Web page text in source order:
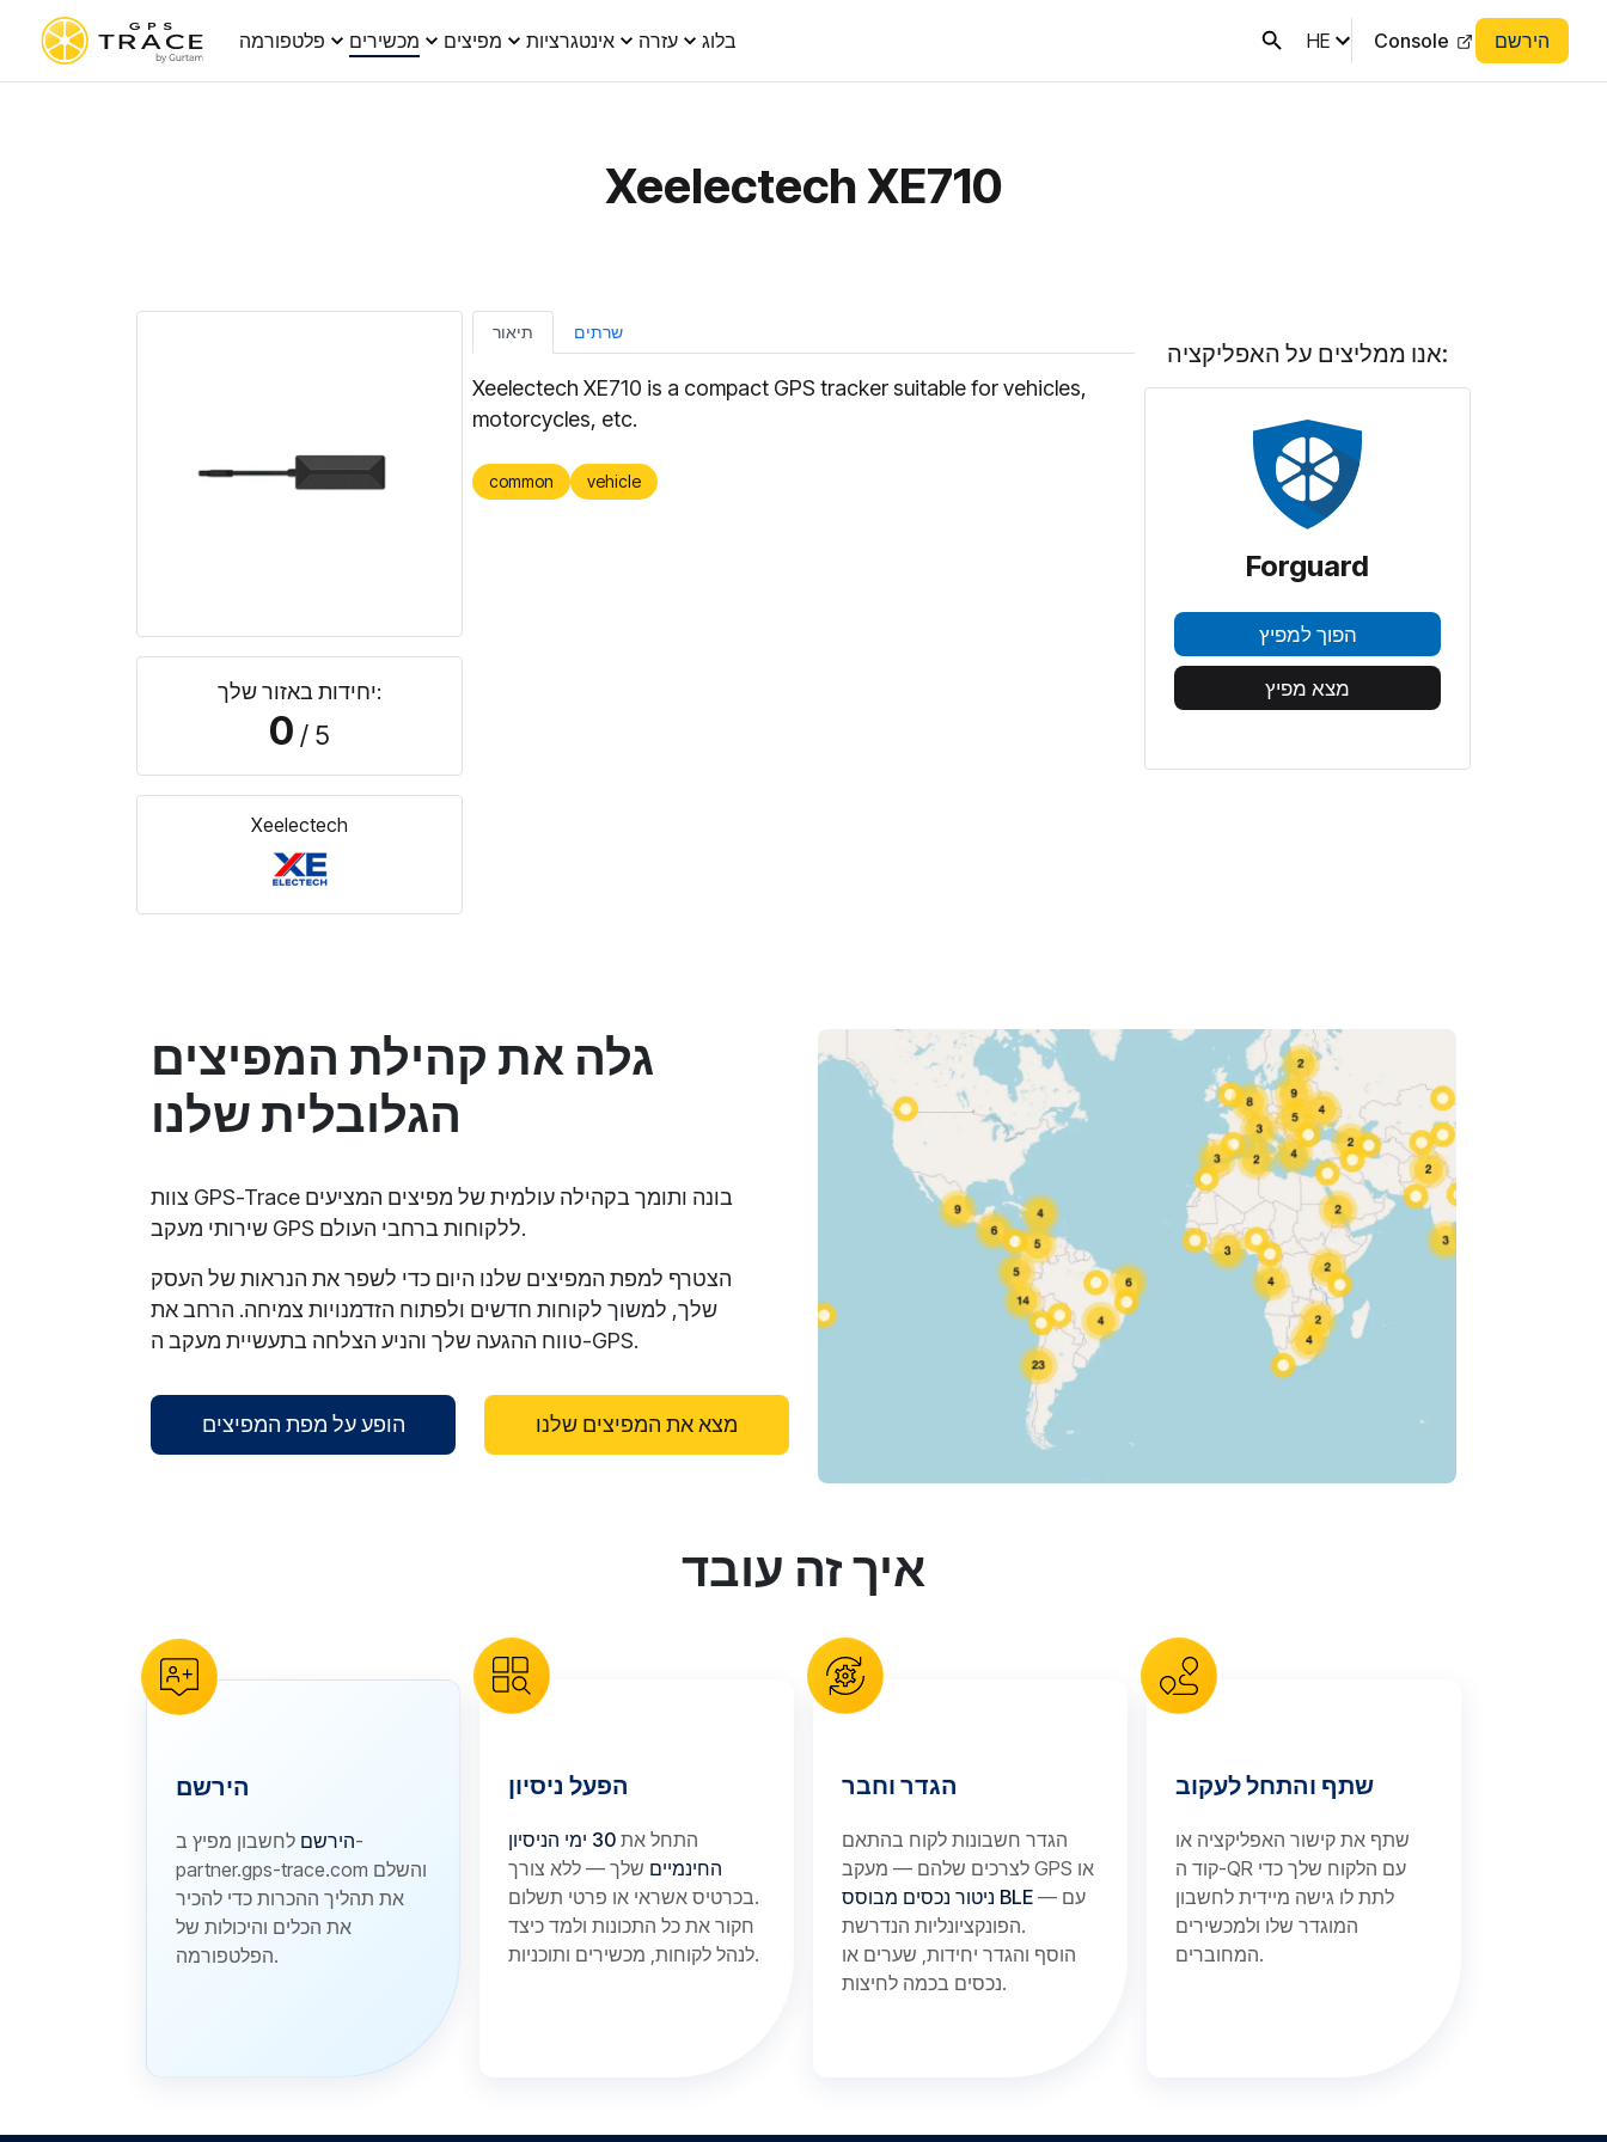
פלטפורמה מכשירים מפיצים אינטגרציות עזרה בלוג HE Console הירשם
Xeelectech XE710
יחידות באזור שלך:
0 / 5
Xeelectech
תיאור שרתים
Xeelectech XE710 is a compact GPS tracker suitable for vehicles,
motorcycles, etc.
common vehicle
אנו ממליצים על האפליקציה:
Forguard
הפוך למפיץ
מצא מפיץ
גלה את קהילת המפיצים
הגלובלית שלנו
צוות GPS-Trace בונה ותומך בקהילה עולמית של מפיצים המציעים
שירותי מעקב GPS ללקוחות ברחבי העולם.
הצטרף למפת המפיצים שלנו היום כדי לשפר את הנראות של העסק
שלך, למשוך לקוחות חדשים ולפתוח הזדמנויות צמיחה. הרחב את
טווח ההגעה שלך והניע הצלחה בתעשיית מעקב ה-GPS.
הופע על מפת המפיצים מצא את המפיצים שלנו
איך זה עובד
הירשם
הירשם לחשבון מפיץ ב-
partner.gps-trace.com והשלם
את תהליך ההכרות כדי להכיר
את הכלים והיכולות של
הפלטפורמה.
הפעל ניסיון
התחל את
30 ימי הניסיון
החינמיים שלך — ללא צורך
בכרטיס אשראי או פרטי תשלום.
חקור את כל התכונות ולמד כיצד
לנהל לקוחות, מכשירים ותוכניות.
הגדר וחבר
הגדר חשבונות לקוח בהתאם
לצרכים שלהם — מעקב GPS או
ניטור נכסים מבוסס BLE — עם
הפונקציונליות הנדרשת.
הוסף והגדר יחידות, שערים או
נכסים בכמה לחיצות.
שתף והתחל לעקוב
שתף את קישור האפליקציה או
קוד ה-QR עם הלקוח שלך כדי
לתת לו גישה מיידית לחשבון
המוגדר שלו ולמכשירים
המחוברים.